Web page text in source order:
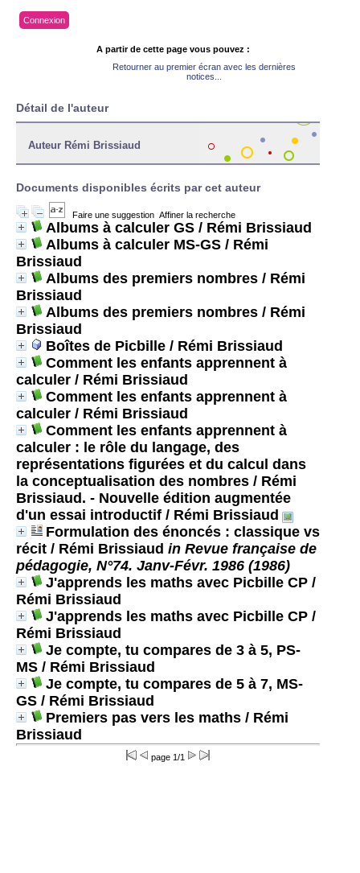
Connexion
A partir de cette page vous pouvez :
Retourner au premier écran avec les dernières
notices...
Détail de l'auteur
Auteur Rémi Brissiaud
Documents disponibles écrits par cet auteur
Faire une suggestion Affiner la recherche
Albums à calculer GS / Rémi Brissiaud
Albums à calculer MS-GS / Rémi
Brissiaud
Albums des premiers nombres / Rémi
Brissiaud
Albums des premiers nombres / Rémi
Brissiaud
Boîtes de Picbille / Rémi Brissiaud
Comment les enfants apprennent à
calculer / Rémi Brissiaud
Comment les enfants apprennent à
calculer / Rémi Brissiaud
Comment les enfants apprennent à
calculer : le rôle du langage, des
représentations figurées et du calcul dans
la conceptualisation des nombres / Rémi
Brissiaud. - Nouvelle édition augmentée
d'un essai introductif / Rémi Brissiaud
Formulation des énoncés : classique vs
récit / Rémi Brissiaud in Revue française de
pédagogie, N°74. Janv-Févr. 1986 (1986)
J'apprends les maths avec Picbille CP /
Rémi Brissiaud
J'apprends les maths avec Picbille CP /
Rémi Brissiaud
Je compte, tu compares de 3 à 5, PS-
MS / Rémi Brissiaud
Je compte, tu compares de 5 à 7, MS-
GS / Rémi Brissiaud
Premiers pas vers les maths / Rémi
Brissiaud
page 1/1